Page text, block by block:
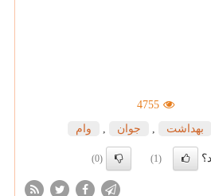
4755
بهداشت جوان وام
(1)
(0)